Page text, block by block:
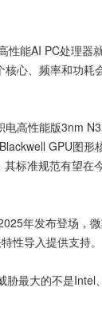
性能AI PC处理器
核心、频率和功耗
电高性能版3nm
GPU图形
标准规范有望在
年发布登场，
性导入提供支持。
胁最大的不是